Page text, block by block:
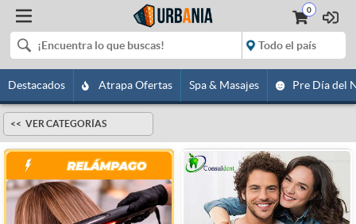
0
Destacados Atrapa Ofertas Spa & Masajes Pre Día del
VER CATEGORÍAS